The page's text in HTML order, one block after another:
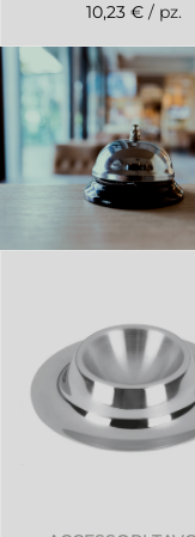
10,23 € / pz.